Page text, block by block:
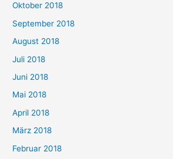
Oktober 2018
September 2018
August 2018
Juli 2018
Juni 2018
Mai 2018
April 2018
März 2018
Februar 2018